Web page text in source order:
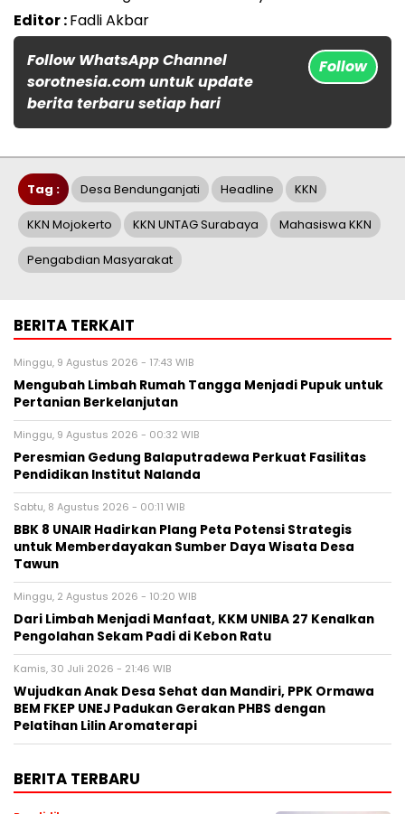
Editor :Fadli Akbar
Follow WhatsApp Channel
sorotnesia.com untuk update
berita terbaru setiap hari
Follow
Tag : Desa Bendunganjati Headline KKN
KKN Mojokerto KKN UNTAG Surabaya Mahasiswa KKN
Pengabdian Masyarakat
BERITA TERKAIT
Minggu, 9 Agustus 2026 - 17:43 WIB
Mengubah Limbah Rumah Tangga Menjadi Pupuk untuk
Pertanian Berkelanjutan
Minggu, 9 Agustus 2026 - 00:32 WIB
Peresmian Gedung Balaputradewa Perkuat Fasilitas
Pendidikan Institut Nalanda
Sabtu, 8 Agustus 2026 - 00:11 WIB
BBK 8 UNAIR Hadirkan Plang Peta Potensi Strategis
untuk Memberdayakan Sumber Daya Wisata Desa
Tawun
Minggu, 2 Agustus 2026 - 10:20 WIB
Dari Limbah Menjadi Manfaat, KKM UNIBA 27 Kenalkan
Pengolahan Sekam Padi di Kebon Ratu
Kamis, 30 Juli 2026 - 21:46 WIB
Wujudkan Anak Desa Sehat dan Mandiri, PPK Ormawa
BEM FKEP UNEJ Padukan Gerakan PHBS dengan
Pelatihan Lilin Aromaterapi
BERITA TERBARU